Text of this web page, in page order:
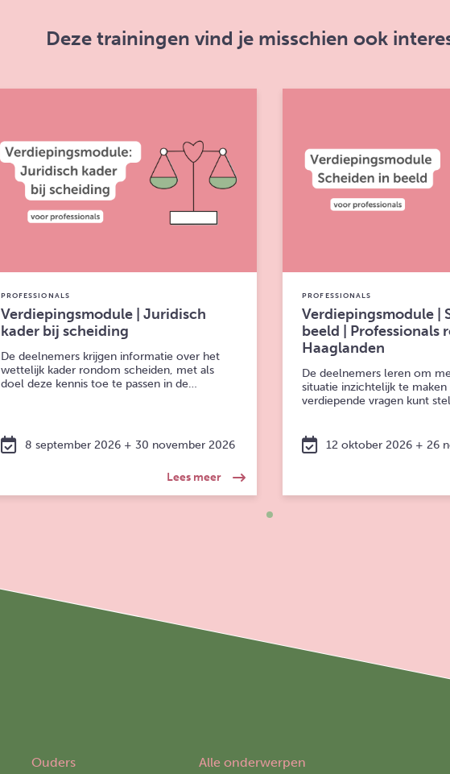
Deze trainingen vind je misschien ook
Verdiepingsmodule | Juridisch
kader bij scheiding
PROFESSIONALS
De deelnemers krijgen informatie over het
wettelijk kader rondom scheiden, met als
doel deze kennis toe te passen in de…
8 september 2026 + 30 november 2026
Lees meer
Verdiepingsmodule |
beeld | Professionals
Haaglanden
PROFESSIONALS
De deelnemers leren om
situatie inzichtelijk te maken
verdiepende vragen kunt
12 oktober 2026 + 26
Ouders Alle onderwerpen